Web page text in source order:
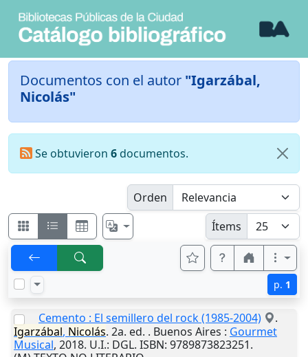
Documentos con el autor "Igarzábal,
Nicolás"
Se obtuvieron 6documentos.
Orden
Ítems
p. 1
Cemento : El semillero del rock (1985-2004)
.
Igarzábal, Nicolás. 2a. ed. . Buenos Aires : Gourmet
Musical, 2018. U.I.: DGL. ISBN: 9789873823251.